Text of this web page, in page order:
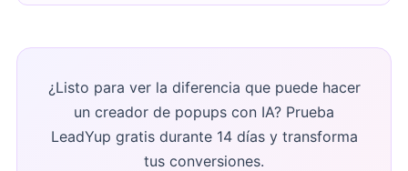
¿Listo para ver la diferencia que puede hacer
un creador de popups con IA? Prueba
LeadYup gratis durante 14 días y transforma
tus conversiones.